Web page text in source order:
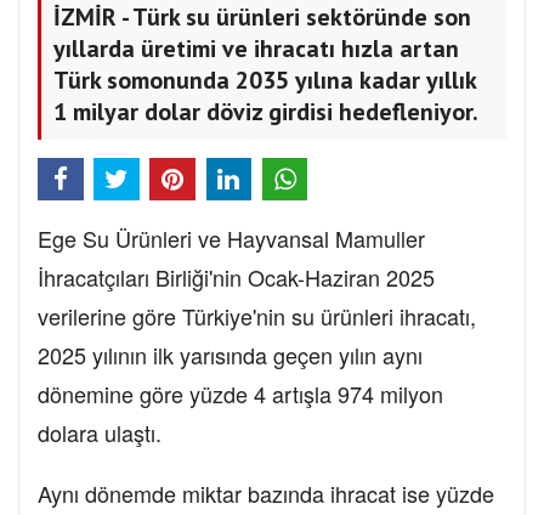
İZMİR - Türk su ürünleri sektöründe son
yıllarda üretimi ve ihracatı hızla artan
Türk somonunda 2035 yılına kadar yıllık
1 milyar dolar döviz girdisi hedefleniyor.
Ege Su Ürünleri ve Hayvansal Mamuller
İhracatçıları Birliği'nin Ocak-Haziran 2025
verilerine göre Türkiye'nin su ürünleri ihracatı,
2025 yılının ilk yarısında geçen yılın aynı
dönemine göre yüzde 4 artışla 974 milyon
dolara ulaştı.
Aynı dönemde miktar bazında ihracat ise yüzde